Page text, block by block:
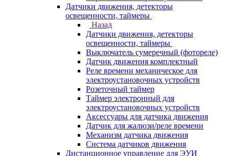
Датчики движения, детекторы
освещенности, таймеры
Назад
Датчики движения, детекторы
освещенности, таймеры
Выключатель сумеречный (фотореле)
Датчик движения комплектный
Реле времени механическое для
электроустановочных устройств
Розеточный таймер
Таймер электронный для
электроустановочных устройств
Аксессуары для датчика движения
Датчик для жалюзи/реле времени
Механизм датчика движения
Система датчиков движения
Дистанционное управление для ЭУИ